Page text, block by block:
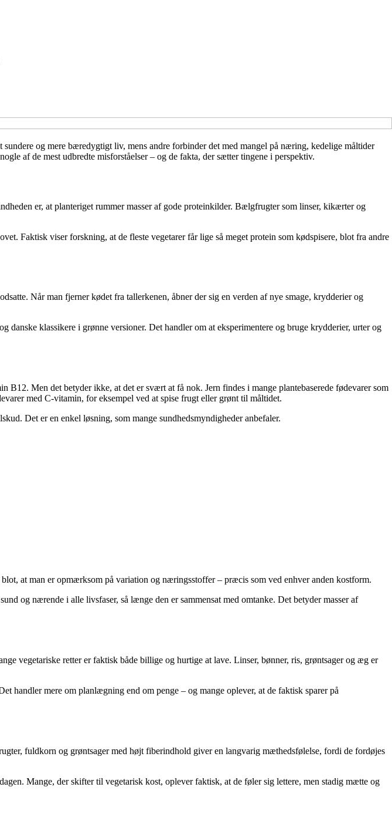
og mere bæredygtigt liv, mens andre forbinder det med mangel på næring, kedelige måltider
af de mest udbredte misforståelser – og de fakta, der sætter tingene i perspektiv.
er, at planteriget rummer masser af gode proteinkilder. Bælgfrugter som linser, kikærter og
Faktisk viser forskning, at de fleste vegetarer får lige så meget protein som kødspisere, blot fra andre
Når man fjerner kødet fra tallerkenen, åbner der sig en verden af nye smage, krydderier og
klassikere i grønne versioner. Det handler om at eksperimentere og bruge krydderier, urter og
Men det betyder ikke, at det er svært at få nok. Jern findes i mange plantebaserede fødevarer som
med C-vitamin, for eksempel ved at spise frugt eller grønt til måltidet.
Det er en enkel løsning, som mange sundhedsmyndigheder anbefaler.
at man er opmærksom på variation og næringsstoffer – præcis som ved enhver anden kostform.
og nærende i alle livsfaser, så længe den er sammensat med omtanke. Det betyder masser af
vegetariske retter er faktisk både billige og hurtige at lave. Linser, bønner, ris, grøntsager og æg er
handler mere om planlægning end om penge – og mange oplever, at de faktisk sparer på
fuldkorn og grøntsager med højt fiberindhold giver en langvarig mæthedsfølelse, fordi de fordøjes
Mange, der skifter til vegetarisk kost, oplever faktisk, at de føler sig lettere, men stadig mætte og